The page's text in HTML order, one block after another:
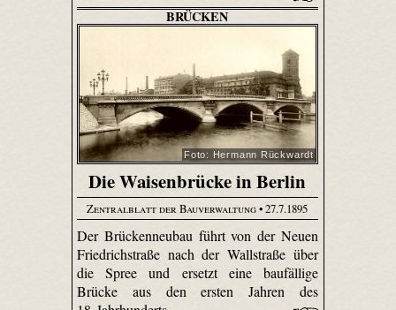
BRÜCKEN
Foto: Hermann Rückwardt
Die Waisenbrücke in Berlin
Zentralblatt der Bauverwaltung• 27.7.1895
Der Brückenneubau führt von der Neuen
Friedrichstraße nach der Wallstraße über
die Spree und ersetzt eine baufällige
Brücke aus den ersten Jahren des